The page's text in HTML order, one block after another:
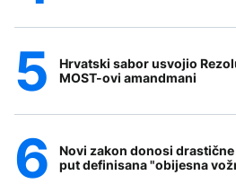
Hrvatski sabor usvojio
MOST-ovi amandmani
Novi zakon donosi
put definisana "obijesna